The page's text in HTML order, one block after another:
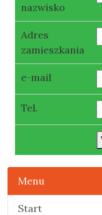
nazwisko
Adres
zamieszkania
e-mail
Tel.
Menu
Start